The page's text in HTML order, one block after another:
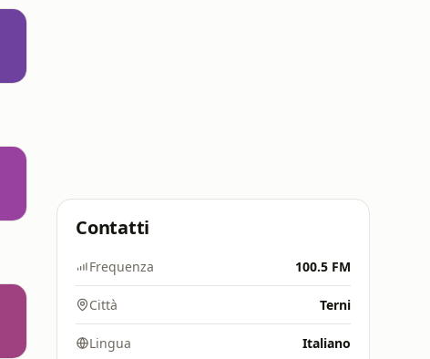
Contatti
Frequenza 100.5 FM
Città Terni
Lingua Italiano